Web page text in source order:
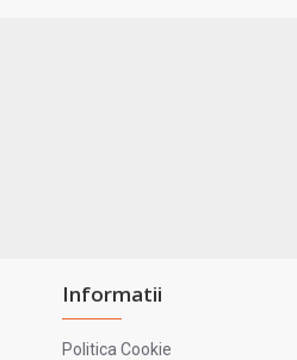
Informatii
Politica Cookie